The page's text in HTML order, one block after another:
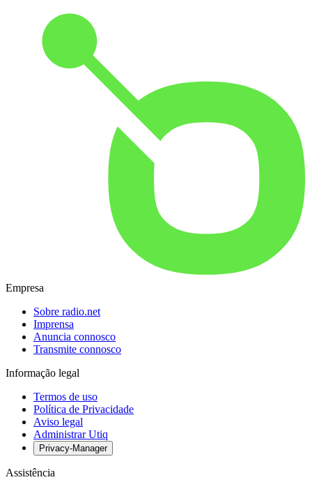
Empresa
Sobre radio.net
Imprensa
Anuncia connosco
Transmite connosco
Informação legal
Termos de uso
Política de Privacidade
Aviso legal
Administrar Utiq
Privacy-Manager
Assistência